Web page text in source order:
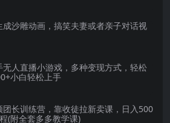
成沙雕动画，搞笑夫妻或者亲子对话视
无人直播小游戏，多种变现方式，轻松
小白轻松上手
团长训练营，靠收徒拉新卖课，日入500
(附全套多多教学课)